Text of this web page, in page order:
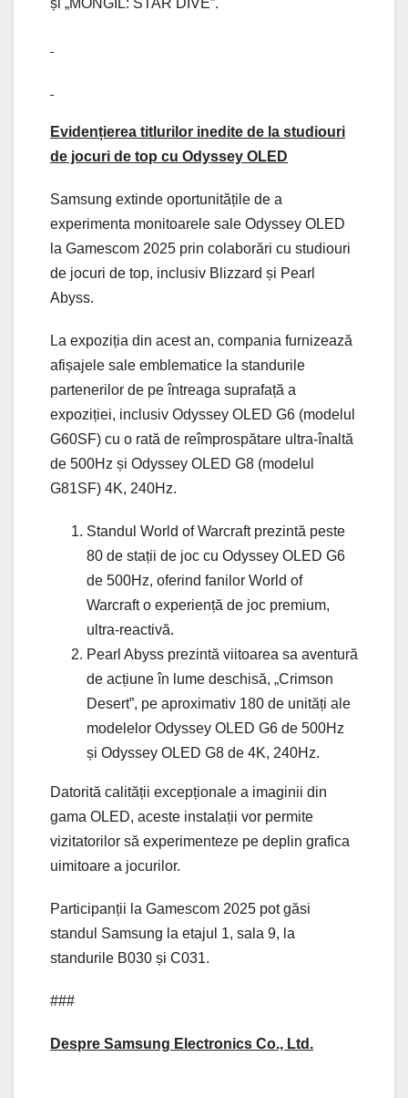
Evidențierea titlurilor inedite de la studiouri
de jocuri de top cu Odyssey OLED
Samsung extinde oportunitățile de a
experimenta monitoarele sale Odyssey OLED
la Gamescom 2025 prin colaborări cu studiouri
de jocuri de top, inclusiv Blizzard și Pearl
Abyss.
La expoziția din acest an, compania furnizează
afișajele sale emblematice la standurile
partenerilor de pe întreaga suprafață a
expoziției, inclusiv Odyssey OLED G6 (modelul
G60SF) cu o rată de reîmprospătare ultra-înaltă
de 500Hz și Odyssey OLED G8 (modelul
G81SF) 4K, 240Hz.
Standul World of Warcraft prezintă peste
80 de stații de joc cu Odyssey OLED G6
de 500Hz, oferind fanilor World of
Warcraft o experiență de joc premium,
ultra-reactivă.
Pearl Abyss prezintă viitoarea sa aventură
de acțiune în lume deschisă, „Crimson
Desert”, pe aproximativ 180 de unități ale
modelelor Odyssey OLED G6 de 500Hz
și Odyssey OLED G8 de 4K, 240Hz.
Datorită calității excepționale a imaginii din
gama OLED, aceste instalații vor permite
vizitatorilor să experimenteze pe deplin grafica
uimitoare a jocurilor.
Participanții la Gamescom 2025 pot găsi
standul Samsung la etajul 1, sala 9, la
standurile B030 și C031.
###
Despre Samsung Electronics Co., Ltd.